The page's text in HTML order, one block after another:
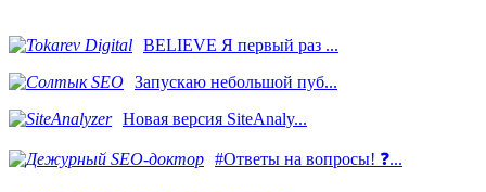
BELIEVE Я первый раз ...
Запускаю небольшой пуб...
Новая версия SiteAnaly...
#Ответы на вопросы! ❓...